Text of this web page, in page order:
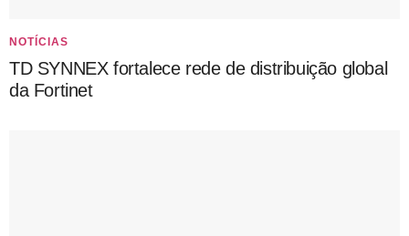
NOTÍCIAS
TD SYNNEX fortalece rede de distribuição global
da Fortinet